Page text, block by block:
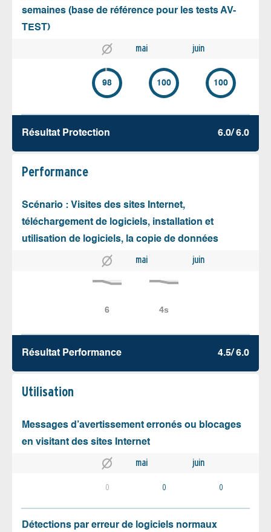
semaines (base de référence pour les tests AV-
TEST)
mai juin
98 100 100
Résultat Protection 6.0/ 6.0
Performance
Scénario : Visites des sites Internet,
téléchargement de logiciels, installation et
utilisation de logiciels, la copie de données
mai juin
Résultat Performance 4.5/ 6.0
Utilisation
Messages d’avertissement erronés ou blocages
en visitant des sites Internet
mai juin
0 0 0
Détections par erreur de logiciels normaux